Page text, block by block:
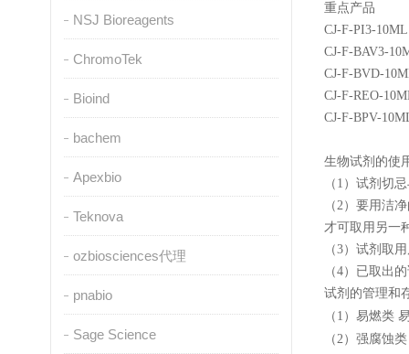
NSJ Bioreagents
ChromoTek
Bioind
bachem
Apexbio
Teknova
ozbiosciences代理
pnabio
Sage Science
重点产品
CJ-F-PI3-
CJ-F-BAV3-
CJ-F-BVD-
CJ-F-REO-
CJ-F-BPV-
生物试剂的使
（ 1 ）试剂切
（2）要用洁
才可取用另一
（3）试剂取
（4）已取出
试剂的管理和
（ 1 ）易燃类
（2）强腐蚀类